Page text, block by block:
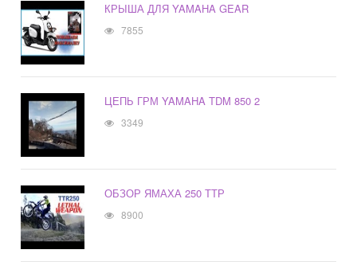
КРЫША ДЛЯ YAMAHA GEAR
7855
ЦЕПЬ ГРМ YAMAHA TDM 850 2
3349
ОБЗОР ЯМАХА 250 ТТР
8900